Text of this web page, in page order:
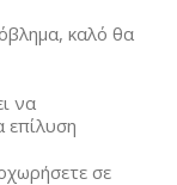
καλό θα
να
επίλυση
σε